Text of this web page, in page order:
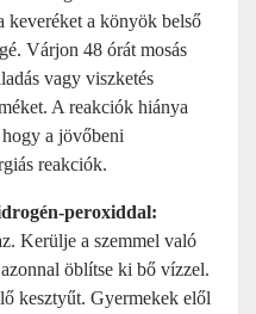
keveréket a könyök belső
Várjon 48 órát mosás
vagy viszketés
A reakciók hiánya
a jövőbeni
reakciók.
peroxiddal:
Kerülje a szemmel való
öblítse ki bő vízzel.
kesztyűt. Gyermekek elől